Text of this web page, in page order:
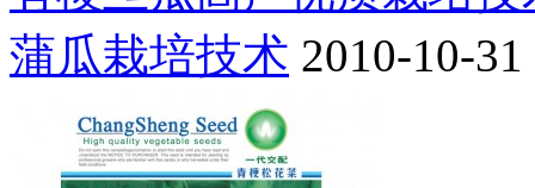
蒲瓜栽培技术 2010-10-31